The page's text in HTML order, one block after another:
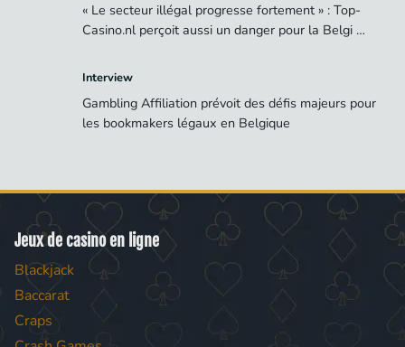
« Le secteur illégal progresse fortement » : Top-
Casino.nl perçoit aussi un danger pour la Belgi …
Interview
Gambling Affiliation prévoit des défis majeurs pour
les bookmakers légaux en Belgique
Jeux de casino en ligne
Blackjack
Baccarat
Craps